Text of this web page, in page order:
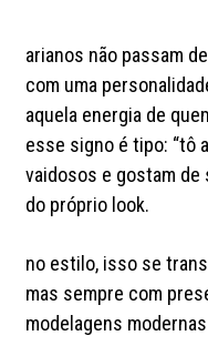
arianos não passam
com uma
aquela energia de
esse signo é tipo: “tô
vaidosos e gostam
do próprio look.
no estilo, isso se
mas sempre com
modelagens